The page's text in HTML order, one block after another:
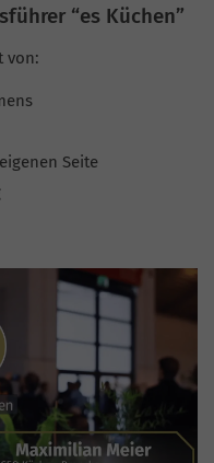
“es Küchen”
von:
Seite